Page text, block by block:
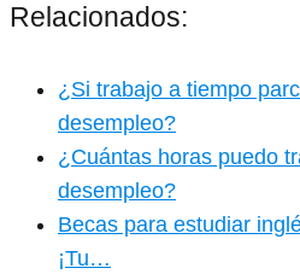
Relacionados:
¿Si trabajo a tiempo
desempleo?
¿Cuántas horas puedo
desempleo?
Becas para estudiar
¡Tu…